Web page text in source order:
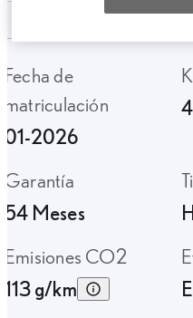
Fecha de
matriculación
01-2026
Garantía
54 Meses
Emisiones CO2
113 g/km